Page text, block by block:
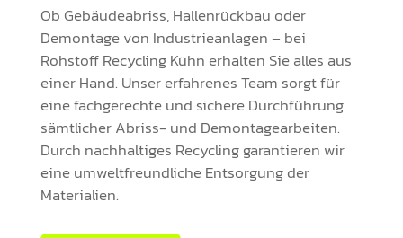
Ob Gebäudeabriss, Hallenrückbau oder
Demontage von Industrieanlagen – bei
Rohstoff Recycling Kühn erhalten Sie alles aus
einer Hand. Unser erfahrenes Team sorgt für
eine fachgerechte und sichere Durchführung
sämtlicher Abriss- und Demontagearbeiten.
Durch nachhaltiges Recycling garantieren wir
eine umweltfreundliche Entsorgung der
Materialien.